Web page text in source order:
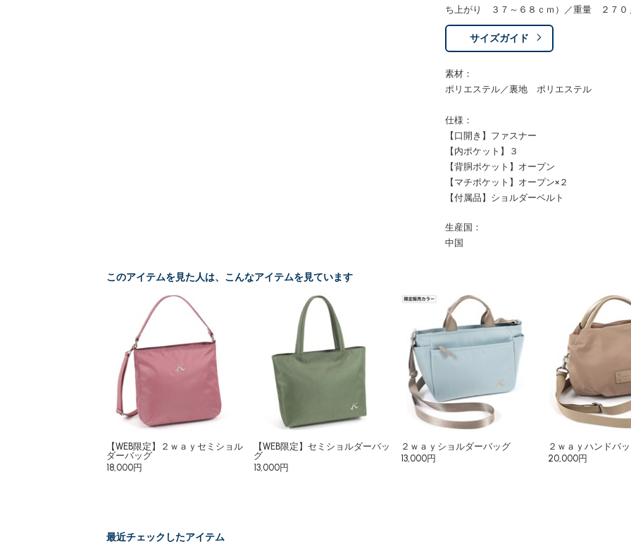
ち上がり ３７～６８ｃｍ）／重量 ２７０
サイズガイド
素材：
ポリエステル／裏地 ポリエステル
仕様：
【口開き】ファスナー
【内ポケット】３
【背胴ポケット】オープン
【マチポケット】オープン×２
【付属品】ショルダーベルト
生産国：
中国
このアイテムを見た人は、こんなアイテムを見ています
【WEB限定】２ｗａｙセミショル
ダーバッグ
18,000円
【WEB限定】セミショルダーバッ
グ
13,000円
２ｗａｙショルダーバッグ
13,000円
２ｗａｙハンドバ
20,000円
最近チェックしたアイテム